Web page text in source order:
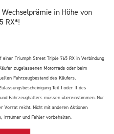
in Höhe von
RX*!
Triumph Street Triple 765 RX in Verbindung
zugelassenen Motorrads oder beim
Fahrzeugbestand des Käufers.
Teil I oder II des
Fahrzeughalters müssen übereinstimmen. Nur
Vorrat reicht. Nicht mit anderen Aktionen
Irrtümer und Fehler vorbehalten.